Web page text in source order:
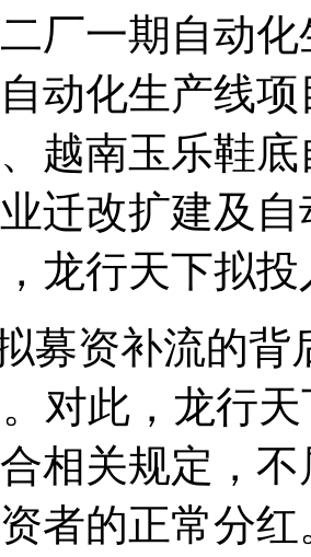
厂一期自动
动化生产线
越南玉乐鞋
迁改扩建及
龙行天下拟
募资补流的背
对此，龙行
相关规定，
者的正常分